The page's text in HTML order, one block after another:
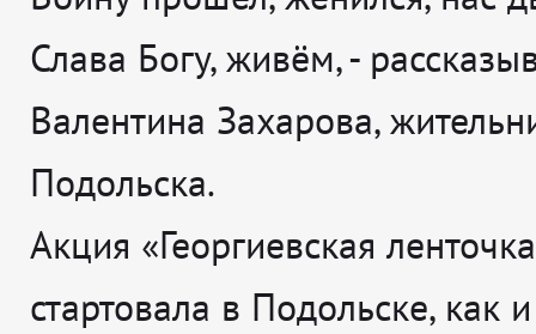
Слава Богу, живём, -
Валентина Захарова,
Подольска.
Акция «Георгиевская
стартовала в Подольске, как